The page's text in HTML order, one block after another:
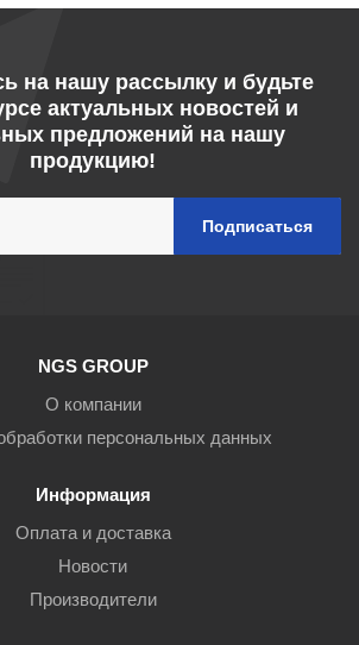
на нашу рассылку и будьте
актуальных новостей и
предложений на нашу
продукцию!
NGS GROUP
О компании
персональных данных
Информация
Оплата и доставка
Новости
Производители